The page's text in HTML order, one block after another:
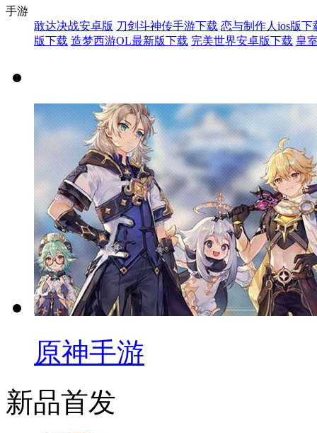
手游
敢达决战安卓版 刀剑斗神传手游下载 恋与制作人ios版下
版下载 造梦西游OL最新版下载 完美世界安卓版下载 皇
原神手游
新品首发